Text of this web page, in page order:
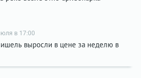
в 17:00
выросли в цене за неделю в